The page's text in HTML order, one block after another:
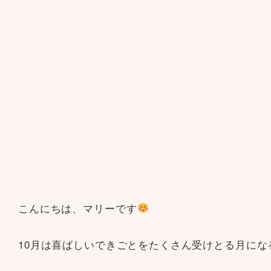
こんにちは、マリーです
10月は喜ばしいできごとをたくさん受けとる月にな